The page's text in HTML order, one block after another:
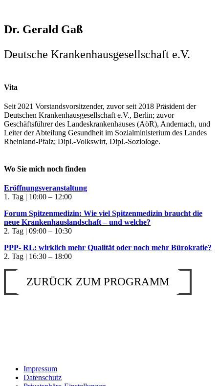
Dr. Gerald Gaß
Deutsche Krankenhausgesellschaft e.V.
Vita
Seit 2021 Vorstandsvorsitzender, zuvor seit 2018 Präsident der
Deutschen Krankenhausgesellschaft e.V., Berlin; zuvor
Geschäftsführer des Landeskrankenhauses (AöR), Andernach, und
Leiter der Abteilung Gesundheit im Sozialministerium des Landes
Rheinland-Pfalz; Dipl.-Volkswirt, Dipl.-Soziologe.
Wo Sie mich noch finden
Eröffnungsveranstaltung
1. Tag | 10:00 – 12:00
Forum Spitzenmedizin: Wie viel Spitzenmedizin braucht die
neue Krankenhauslandschaft – und welche?
2. Tag | 09:00 – 10:30
PPP- RL: wirklich mehr Qualität oder noch mehr Bürokratie?
2. Tag | 16:30 – 18:00
ZURÜCK ZUM PROGRAMM
Impressum
Datenschutz